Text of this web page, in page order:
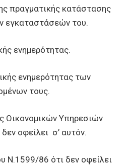
πραγματικής κατάστασης
εγκαταστάσεών του.
ενημερότητας.
ενημερότητας των
τους.
Οικονομικών Υπηρεσιών
οφείλει σ’ αυτόν.
Ν.1599/86 ότι δεν οφείλει